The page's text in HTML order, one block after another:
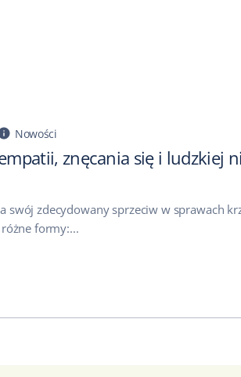
Nowości
znęcania się i ludzkiej
swój zdecydowany sprzeciw w sprawach
formy:...